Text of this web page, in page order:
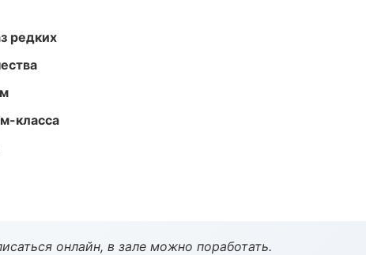
редких
класса
онлайн, в зале можно поработать.